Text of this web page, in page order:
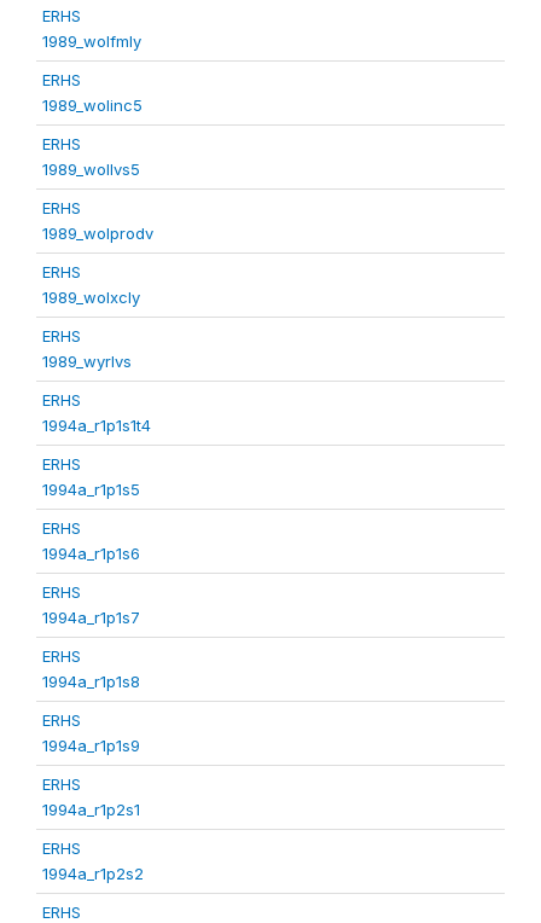
ERHS
1989_wolfmly
ERHS
1989_wolinc5
ERHS
1989_wollvs5
ERHS
1989_wolprodv
ERHS
1989_wolxcly
ERHS
1989_wyrlvs
ERHS
1994a_r1p1s1t4
ERHS
1994a_r1p1s5
ERHS
1994a_r1p1s6
ERHS
1994a_r1p1s7
ERHS
1994a_r1p1s8
ERHS
1994a_r1p1s9
ERHS
1994a_r1p2s1
ERHS
1994a_r1p2s2
ERHS